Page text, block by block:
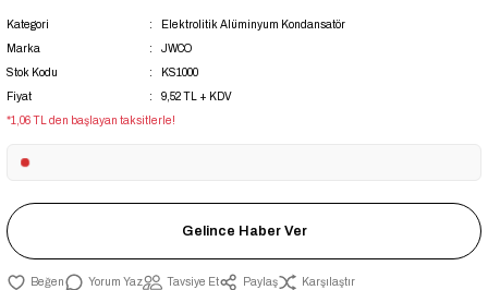
Kategori
Elektrolitik Alüminyum Kondansatör
Marka
JWCO
Stok Kodu
KS1000
Fiyat
9,52 TL + KDV
*1,06 TL den başlayan taksitlerle!
Gelince Haber Ver
Yorum Yaz Tavsiye Et Paylaş Karşılaştır